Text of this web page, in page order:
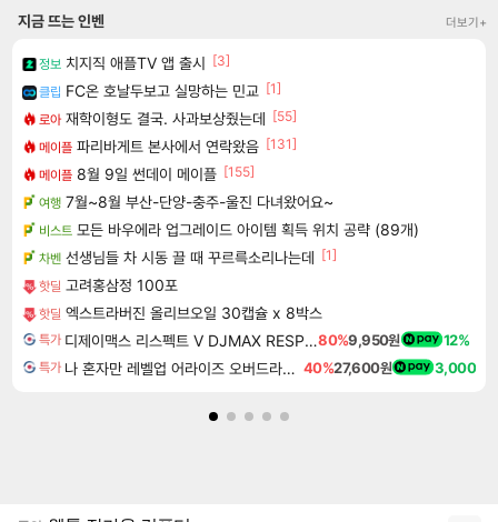
지금 뜨는 인벤 더보기+
정보 치지직 애플TV 앱 출시 [3]
클립 FC온 호날두보고 실망하는 민교 [1]
로아 재학이형도 결국. 사과보상줬는데 [55]
메이플 파리바게트 본사에서 연락왔음 [131]
메이플 8월 9일 썬데이 메이플 [155]
여행 7월~8월 부산-단양-충주-울진 다녀왔어요~
비스트 모든 바우에라 업그레이드 아이템 획득 위치 공략 (89개)
차벤 선생님들 차 시동 끌 때 꾸르륵소리나는데 [1]
핫딜 고려홍삼정 100포
핫딜 엑스트라버진 올리브오일 30캡슐 x 8박스
특가 디제이맥스 리스펙트 V DJMAX RESPECT V80%9,950원 12%
특가 나 혼자만 레벨업 어라이즈 오버드라이브 Solo Leveling Arise 40%27,600원 3,000